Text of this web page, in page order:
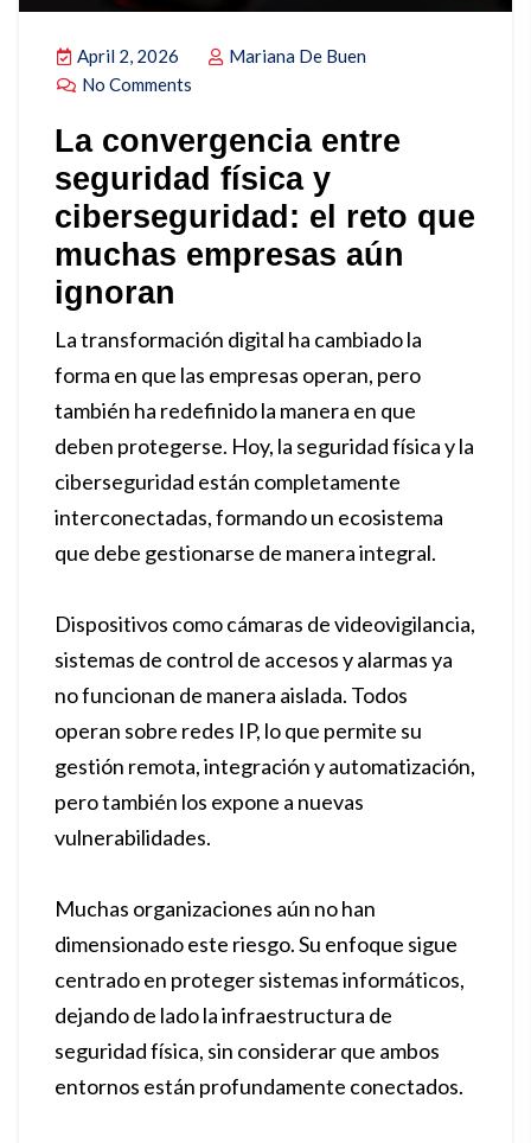
April 2, 2026
Mariana De Buen
No Comments
La convergencia entre
seguridad física y
ciberseguridad: el reto que
muchas empresas aún
ignoran
La transformación digital ha cambiado la
forma en que las empresas operan, pero
también ha redefinido la manera en que
deben protegerse. Hoy, la seguridad física y la
ciberseguridad están completamente
interconectadas, formando un ecosistema
que debe gestionarse de manera integral.
Dispositivos como cámaras de videovigilancia,
sistemas de control de accesos y alarmas ya
no funcionan de manera aislada. Todos
operan sobre redes IP, lo que permite su
gestión remota, integración y automatización,
pero también los expone a nuevas
vulnerabilidades.
Muchas organizaciones aún no han
dimensionado este riesgo. Su enfoque sigue
centrado en proteger sistemas informáticos,
dejando de lado la infraestructura de
seguridad física, sin considerar que ambos
entornos están profundamente conectados.